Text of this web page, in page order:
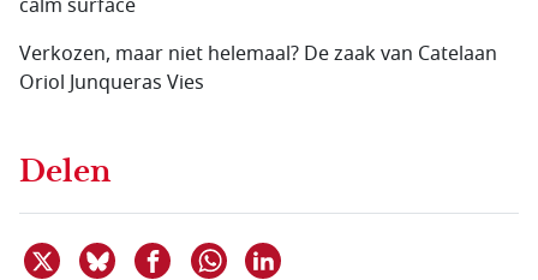
calm surface
Verkozen, maar niet helemaal? De zaak van Catelaan
Oriol Junqueras Vies
Delen
Deel dit item op X
Deel dit item op Bluesky
Deel dit item op Facebook
Delen via WhatsApp